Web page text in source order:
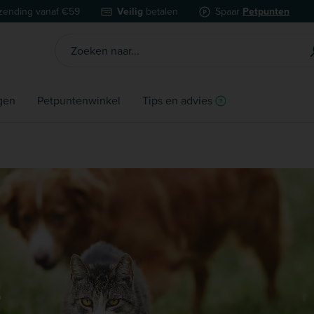
vanaf €59 Veilig betalen Spaar Petpunten
Petpuntenwinkel Tips en advies